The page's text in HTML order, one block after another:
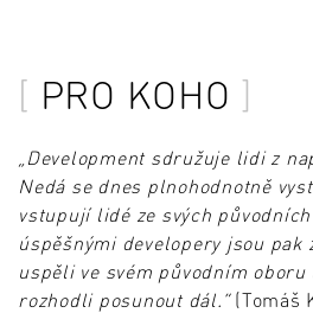
PRO KOHO
„Development sdružuje lidi z
Nedá se dnes plnohodnotně
vstupují lidé ze svých
úspěšnými developery jsou pak
uspěli ve svém původním
rozhodli posunout dál.“(Tomáš